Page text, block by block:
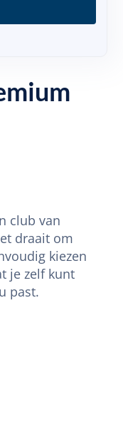
club van
draait om
kiezen
je zelf kunt
past.